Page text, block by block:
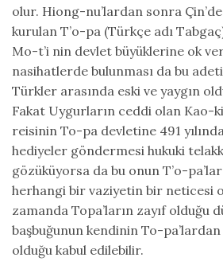
olur. Hiong-nu’lardan sonra
kurulan T’o-pa (Türkçe adı
Mo-t’i nin devlet büyüklerine ok
nasihatlerde bulunması da bu
Türkler arasında eski ve yaygın
Fakat Uygurların ceddi olan Kao-
reisinin To-pa devletine 491
hediyeler göndermesi hukuki
gözüküyorsa da bu onun T’o-
herhangi bir vaziyetin bir neticesi
zamanda Topa’ların zayıf olduğu
başbuğunun kendinin To-
olduğu kabul edilebilir.